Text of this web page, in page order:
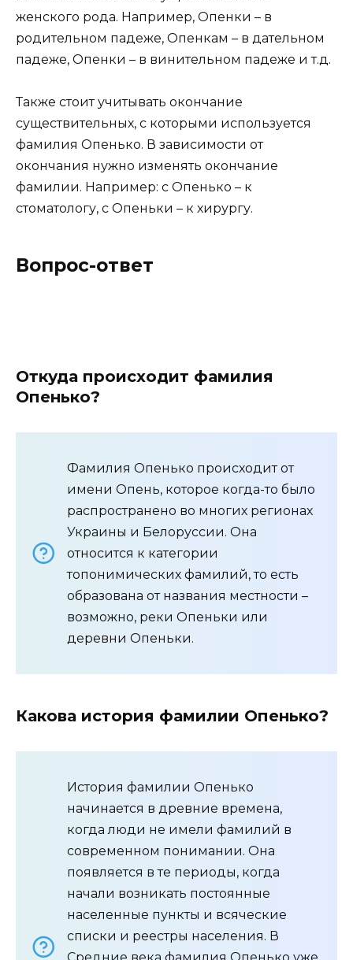
женского рода. Например, Опенки – в
родительном падеже, Опенкам – в дательном
падеже, Опенки – в винительном падеже и т.д.
Также стоит учитывать окончание
существительных, с которыми используется
фамилия Опенько. В зависимости от
окончания нужно изменять окончание
фамилии. Например: с Опенько – к
стоматологу, с Опеньки – к хирургу.
Вопрос-ответ
Откуда происходит фамилия
Опенько?
Фамилия Опенько происходит от
имени Опень, которое когда-то было
распространено во многих регионах
Украины и Белоруссии. Она
относится к категории
топонимических фамилий, то есть
образована от названия местности –
возможно, реки Опеньки или
деревни Опеньки.
Какова история фамилии Опенько?
История фамилии Опенько
начинается в древние времена,
когда люди не имели фамилий в
современном понимании. Она
появляется в те периоды, когда
начали возникать постоянные
населенные пункты и всяческие
списки и реестры населения. В